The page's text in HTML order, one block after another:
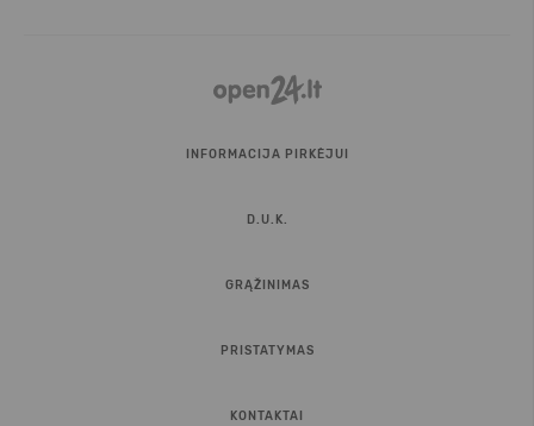
INFORMACIJA PIRKĖJUI
D.U.K.
GRĄŽINIMAS
PRISTATYMAS
KONTAKTAI